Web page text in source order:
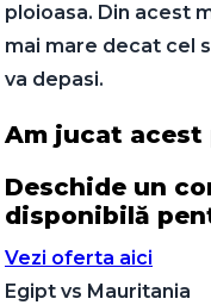
ploioasa. Din acest
mai mare decat cel
va depasi.
Am jucat acest
Deschide un
disponibilă
Vezi oferta aici
Egipt vs Mauritania